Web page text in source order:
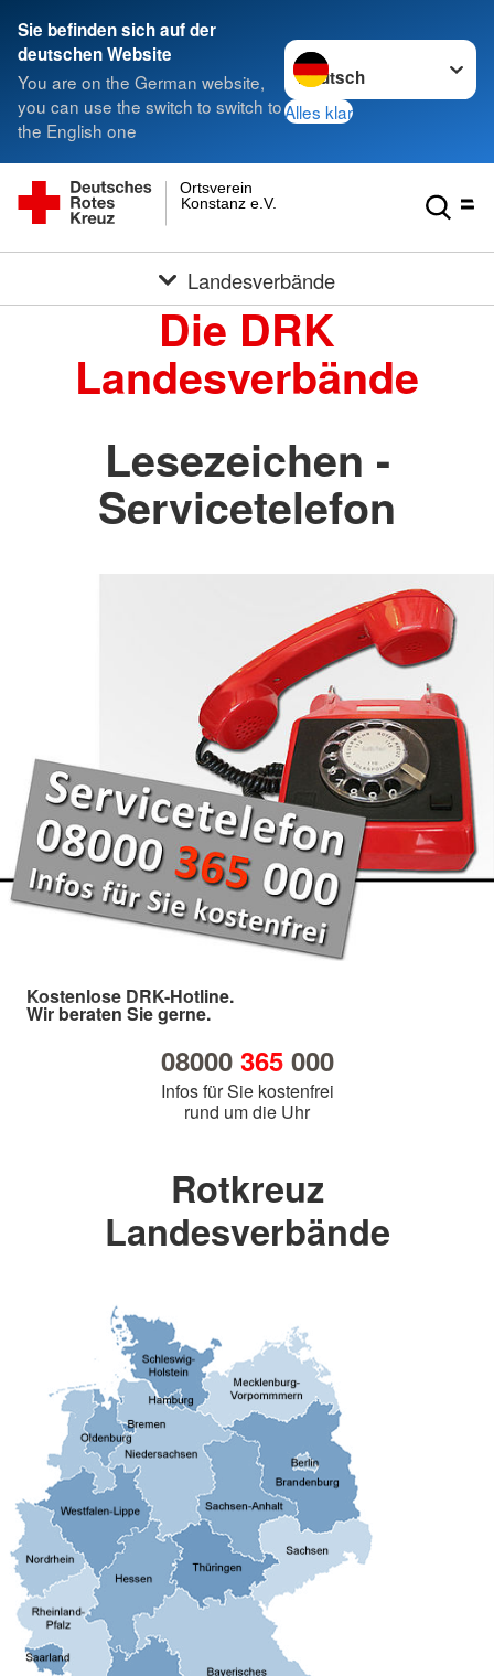
Sie befinden sich auf der
deutschen Website
You are on the German website,
you can use the switch to switch to
the English one
Sprache wechseln zu
Alles klar
Konstanz e.V.
Ortsverein
Landesverbände
Die DRK
Landesverbände
Lesezeichen -
Servicetelefon
Kostenlose DRK-Hotline.
Wir beraten Sie gerne.
08000 365000
Infos für Sie kostenfrei
rund um die Uhr
Rotkreuz
Landesverbände